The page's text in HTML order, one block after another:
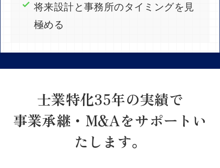
将来設計と事務所のタイミングを見
極める
士業特化35年の実績で
事業承継・M&Aをサポートい
たします。